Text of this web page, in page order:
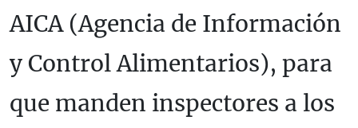
AICA (Agencia de Información
y Control Alimentarios), para
que manden inspectores a los